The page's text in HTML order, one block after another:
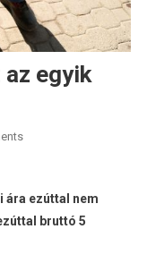
egyik
ára ezúttal nem
bruttó 5